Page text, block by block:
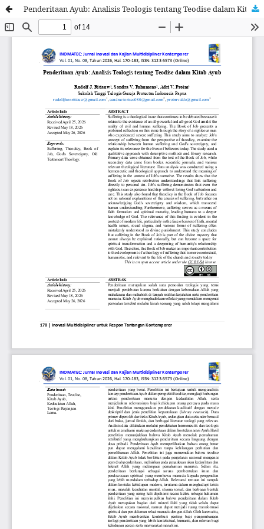
Penderitaan Ayub: Analisis Teologis tentang Teodise dalam Kitab Ayub